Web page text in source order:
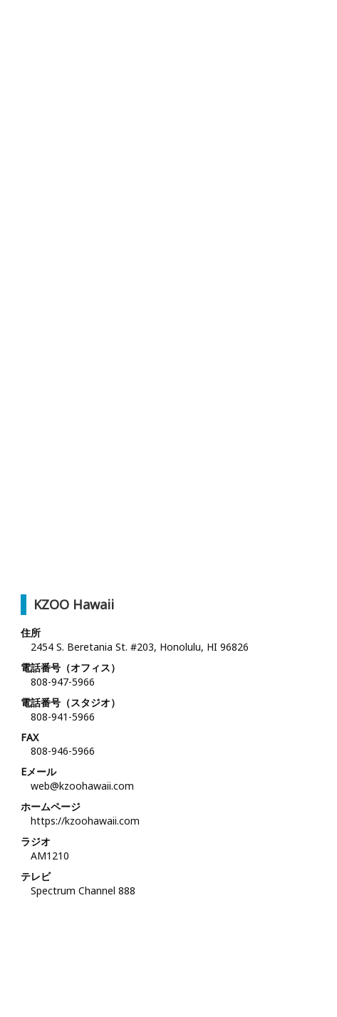
KZOO Hawaii
住所
2454 S. Beretania St. #203, Honolulu, HI 96826
電話番号（オフィス）
808-947-5966
電話番号（スタジオ）
808-941-5966
FAX
808-946-5966
Eメール
web@kzoohawaii.com
ホームページ
https://kzoohawaii.com
ラジオ
AM1210
テレビ
Spectrum Channel 888